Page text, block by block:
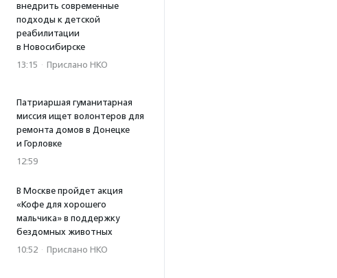
внедрить современные
подходы к детской
реабилитации
в Новосибирске
13:15 · Прислано НКО
Патриаршая гуманитарная
миссия ищет волонтеров для
ремонта домов в Донецке
и Горловке
12:59
В Москве пройдет акция
«Кофе для хорошего
мальчика» в поддержку
бездомных животных
10:52 · Прислано НКО